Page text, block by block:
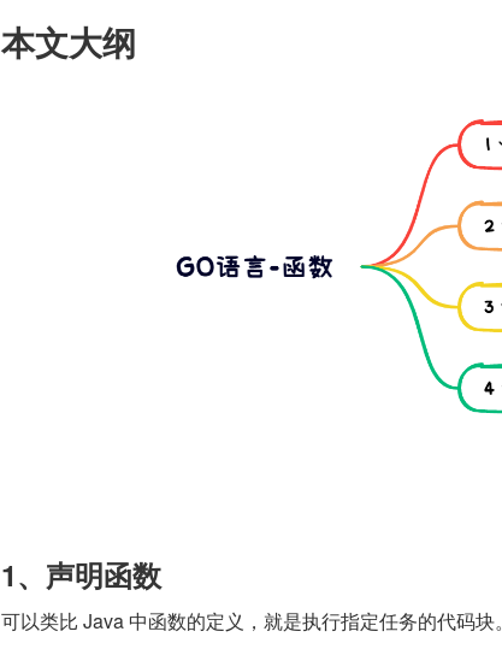
本文大纲
1、声明函数
可以类比 Java 中函数的定义，就是执行指定任务的代码块。